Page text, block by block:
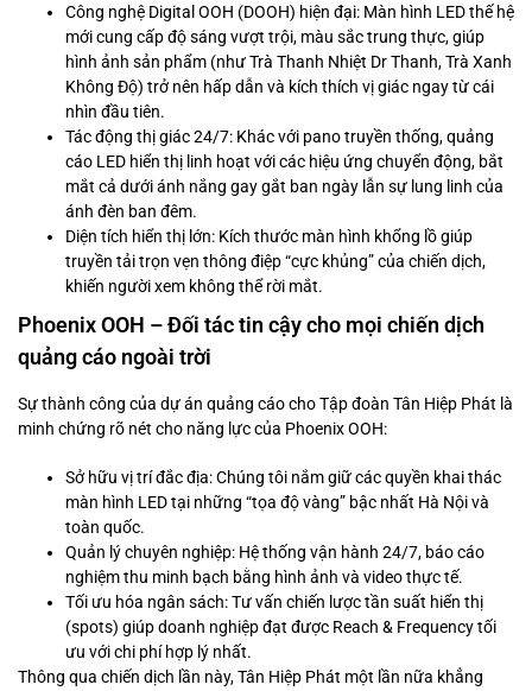
Công nghệ Digital OOH (DOOH) hiện đại: Màn hình LED thế hệ
mới cung cấp độ sáng vượt trội, màu sắc trung thực, giúp
hình ảnh sản phẩm (như Trà Thanh Nhiệt Dr Thanh, Trà Xanh
Không Độ) trở nên hấp dẫn và kích thích vị giác ngay từ cái
nhìn đầu tiên.
Tác động thị giác 24/7: Khác với pano truyền thống, quảng
cáo LED hiển thị linh hoạt với các hiệu ứng chuyển động, bắt
mắt cả dưới ánh nắng gay gắt ban ngày lẫn sự lung linh của
ánh đèn ban đêm.
Diện tích hiển thị lớn: Kích thước màn hình khổng lồ giúp
truyền tải trọn vẹn thông điệp “cực khủng” của chiến dịch,
khiến người xem không thể rời mắt.
Phoenix OOH – Đối tác tin cậy cho mọi chiến dịch
quảng cáo ngoài trời
Sự thành công của dự án quảng cáo cho Tập đoàn Tân Hiệp Phát là
minh chứng rõ nét cho năng lực của Phoenix OOH:
Sở hữu vị trí đắc địa: Chúng tôi nắm giữ các quyền khai thác
màn hình LED tại những “tọa độ vàng” bậc nhất Hà Nội và
toàn quốc.
Quản lý chuyên nghiệp: Hệ thống vận hành 24/7, báo cáo
nghiệm thu minh bạch bằng hình ảnh và video thực tế.
Tối ưu hóa ngân sách: Tư vấn chiến lược tần suất hiển thị
(spots) giúp doanh nghiệp đạt được Reach & Frequency tối
ưu với chi phí hợp lý nhất.
Thông qua chiến dịch lần này, Tân Hiệp Phát một lần nữa khẳng